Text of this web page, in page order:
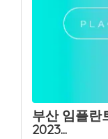
부산 임플란
2023...